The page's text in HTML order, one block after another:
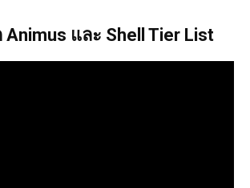
และ Shell Tier List